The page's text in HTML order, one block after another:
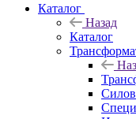
Каталог
Назад
Каталог